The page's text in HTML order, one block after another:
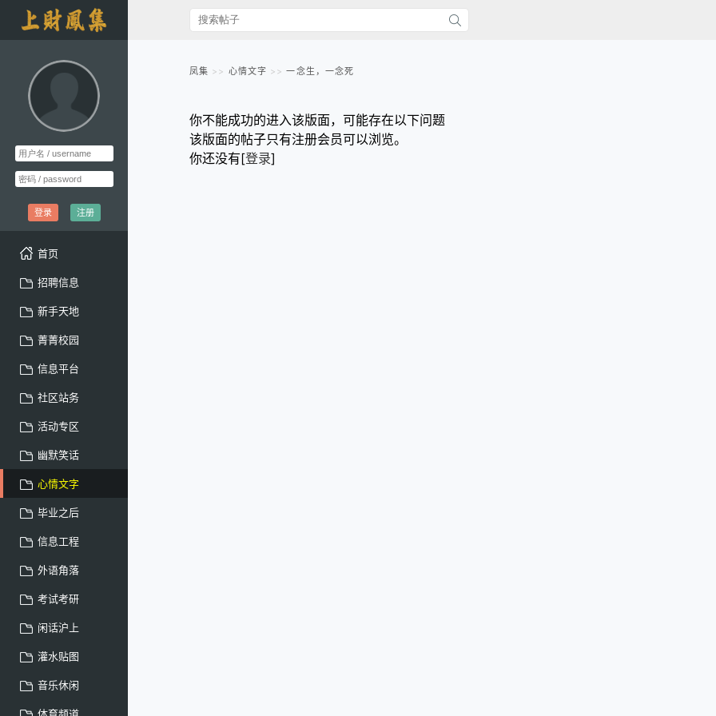
登录 注册
首页
招聘信息
新手天地
菁菁校园
信息平台
社区站务
活动专区
幽默笑话
心情文字
毕业之后
信息工程
外语角落
考试考研
闲话沪上
灌水贴图
音乐休闲
凤集 心情文字 一念生，一念死
你不能成功的进入该版面，可能存在以下问题
该版面的帖子只有注册会员可以浏览。
你还没有[登录]